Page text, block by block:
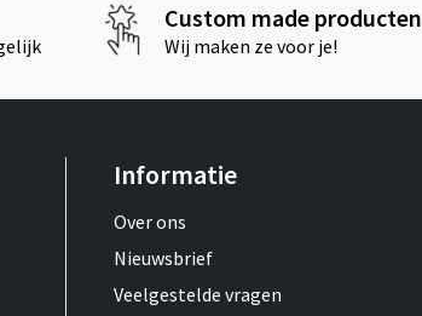
Custom made producten
Wij maken ze voor je!
Informatie
Over ons
Nieuwsbrief
Veelgestelde vragen